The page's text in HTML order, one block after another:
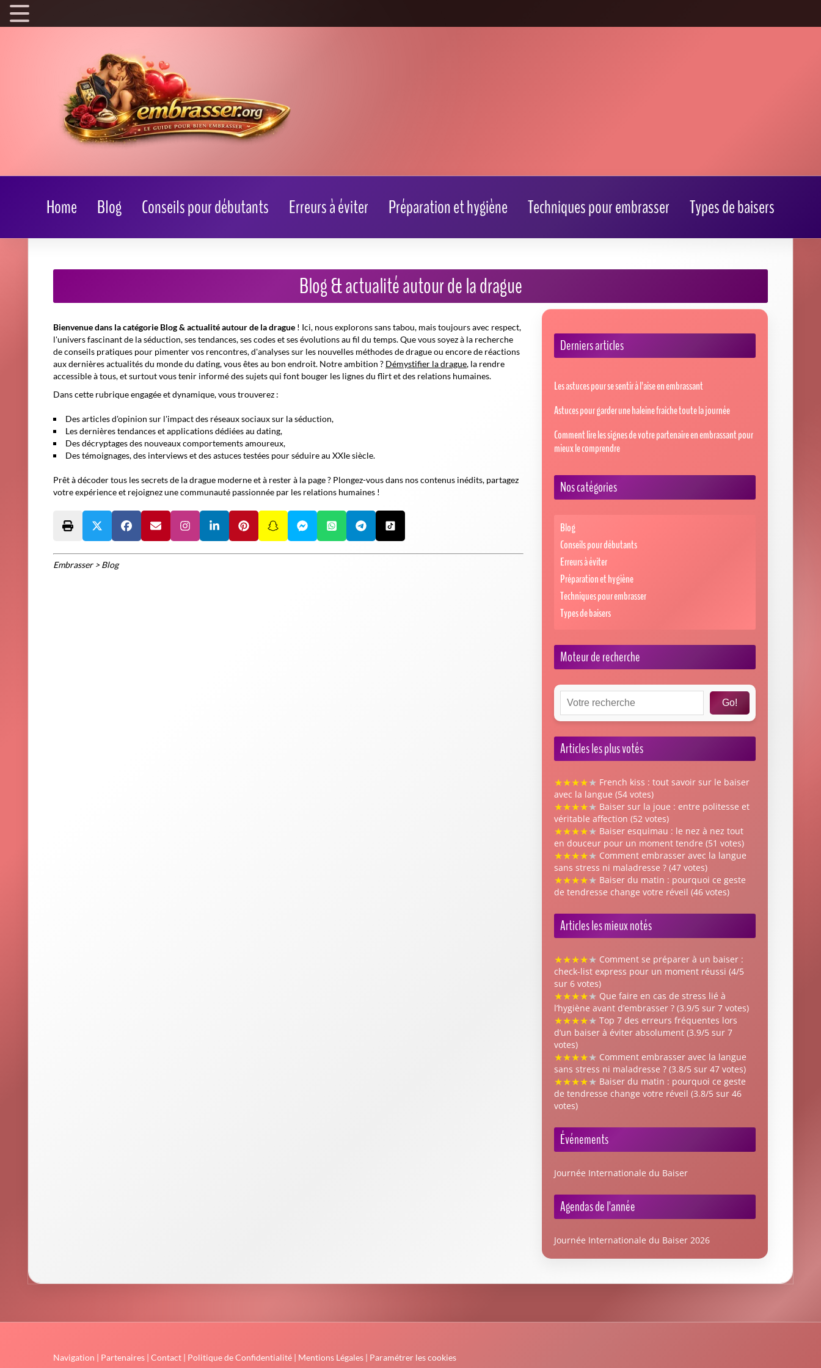
Home Blog Conseils pour débutants Erreurs à éviter Préparation et hygiène Techniques pour embrasser Types de baisers
Blog & actualité autour de la drague
Bienvenue dans la catégorie Blog & actualité autour de la drague ! Ici, nous explorons sans tabou, mais toujours avec respect,
l'univers fascinant de la séduction, ses tendances, ses codes et ses évolutions au fil du temps. Que vous soyez à la recherche
de conseils pratiques pour pimenter vos rencontres, d'analyses sur les nouvelles méthodes de drague ou encore de réactions
aux dernières actualités du monde du dating, vous êtes au bon endroit. Notre ambition ? Démystifier la drague, la rendre
accessible à tous, et surtout vous tenir informé des sujets qui font bouger les lignes du flirt et des relations humaines.
Dans cette rubrique engagée et dynamique, vous trouverez :
Des articles d'opinion sur l'impact des réseaux sociaux sur la séduction,
Les dernières tendances et applications dédiées au dating,
Des décryptages des nouveaux comportements amoureux,
Des témoignages, des interviews et des astuces testées pour séduire au XXIesiècle.
Prêt à décoder tous les secrets de la drague moderne et à rester à la page ? Plongez-vous dans nos contenus inédits, partagez
votre expérience et rejoignez une communauté passionnée par les relations humaines !
Embrasser >Blog
Derniers articles
Les astuces pour se sentir à l’aise en embrassant
Astuces pour garder une haleine fraîche toute la journée
Comment lire les signes de votre partenaire en embrassant pour
mieux le comprendre
Nos catégories
Blog
Conseils pour débutants
Erreurs à éviter
Préparation et hygiène
Techniques pour embrasser
Types de baisers
Moteur de recherche
Go!
Articles les plus votés
★★★★★ French kiss : tout savoir sur le baiser
avec la langue (54 votes)
★★★★★ Baiser sur la joue : entre politesse et
véritable affection (52 votes)
★★★★★ Baiser esquimau : le nez à nez tout
en douceur pour un moment tendre (51 votes)
★★★★★ Comment embrasser avec la langue
sans stress ni maladresse ? (47 votes)
★★★★★ Baiser du matin : pourquoi ce geste
de tendresse change votre réveil (46 votes)
Articles les mieux notés
★★★★★ Comment se préparer à un baiser :
check-list express pour un moment réussi (4/5
sur 6 votes)
★★★★★ Que faire en cas de stress lié à
l’hygiène avant d’embrasser ? (3.9/5 sur 7 votes)
★★★★★ Top 7 des erreurs fréquentes lors
d’un baiser à éviter absolument (3.9/5 sur 7
votes)
★★★★★ Comment embrasser avec la langue
sans stress ni maladresse ? (3.8/5 sur 47 votes)
★★★★★ Baiser du matin : pourquoi ce geste
de tendresse change votre réveil (3.8/5 sur 46
votes)
Événements
Journée Internationale du Baiser
Agendas de l'année
Journée Internationale du Baiser 2026
Navigation | Partenaires | Contact | Politique de Confidentialité | Mentions Légales | Paramétrer les cookies